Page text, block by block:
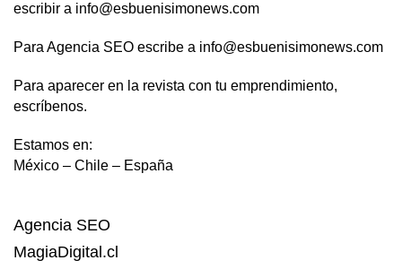
escribir a info@esbuenisimonews.com
Para Agencia SEO escribe a info@esbuenisimonews.com
Para aparecer en la revista con tu emprendimiento,
escríbenos.
Estamos en:
México – Chile – España
Agencia SEO
MagiaDigital.cl